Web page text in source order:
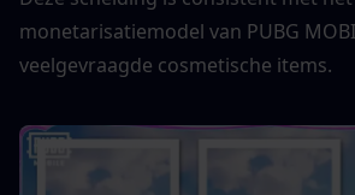
monetarisatiemodel van PUBG
veelgevraagde cosmetische items.